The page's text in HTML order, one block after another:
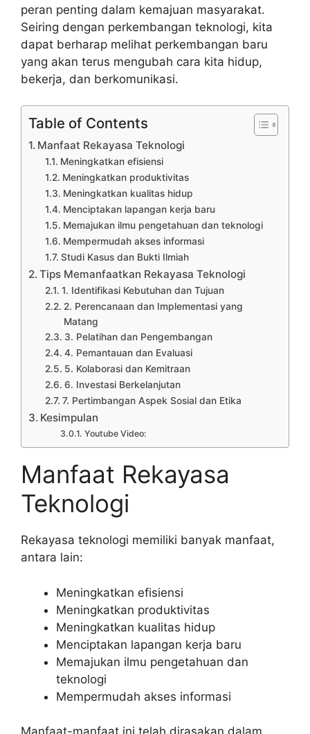
peran penting dalam kemajuan masyarakat.
Seiring dengan perkembangan teknologi, kita
dapat berharap melihat perkembangan baru
yang akan terus mengubah cara kita hidup,
bekerja, dan berkomunikasi.
Table of Contents
Manfaat Rekayasa Teknologi
Meningkatkan efisiensi
Meningkatkan produktivitas
Meningkatkan kualitas hidup
Menciptakan lapangan kerja baru
Memajukan ilmu pengetahuan dan teknologi
Mempermudah akses informasi
Studi Kasus dan Bukti Ilmiah
Tips Memanfaatkan Rekayasa Teknologi
1. Identifikasi Kebutuhan dan Tujuan
2. Perencanaan dan Implementasi yang
Matang
3. Pelatihan dan Pengembangan
4. Pemantauan dan Evaluasi
5. Kolaborasi dan Kemitraan
6. Investasi Berkelanjutan
7. Pertimbangan Aspek Sosial dan Etika
Kesimpulan
Youtube Video:
Manfaat Rekayasa
Teknologi
Rekayasa teknologi memiliki banyak manfaat,
antara lain:
Meningkatkan efisiensi
Meningkatkan produktivitas
Meningkatkan kualitas hidup
Menciptakan lapangan kerja baru
Memajukan ilmu pengetahuan dan
teknologi
Mempermudah akses informasi